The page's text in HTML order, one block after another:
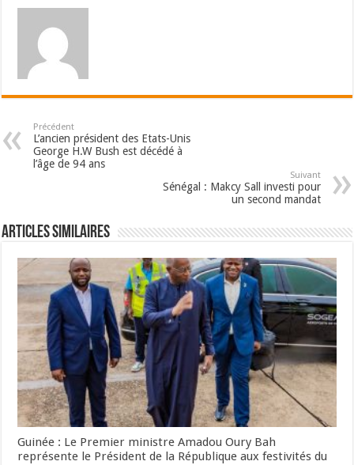
Précédent
L’ancien président des Etats-Unis
George H.W Bush est décédé à
l’âge de 94 ans
Suivant
Sénégal : Makcy Sall investi pour
un second mandat
Articles Similaires
Guinée : Le Premier ministre Amadou Oury Bah
représente le Président de la République aux festivités du